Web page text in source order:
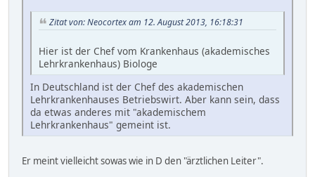
Zitat von: Neocortex am 12. August 2013, 16:18:31
Hier ist der Chef vom Krankenhaus (akademisches
Lehrkrankenhaus) Biologe
In Deutschland ist der Chef des akademischen
Lehrkrankenhauses Betriebswirt. Aber kann sein, dass
da etwas anderes mit "akademischem
Lehrkrankenhaus" gemeint ist.
Er meint vielleicht sowas wie in D den "ärztlichen Leiter".